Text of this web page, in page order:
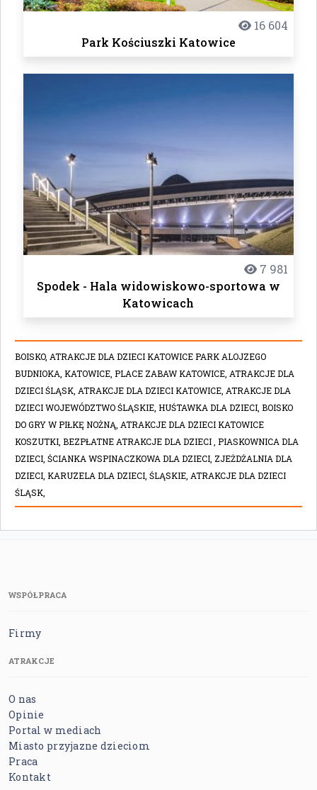
16 604
Park Kościuszki Katowice
7 981
Spodek - Hala widowiskowo-sportowa w
Katowicach
BOISKO, ATRAKCJE DLA DZIECI KATOWICE PARK ALOJZEGO
BUDNIOKA, KATOWICE, PLACE ZABAW KATOWICE, ATRAKCJE DLA
DZIECI ŚLĄSK, ATRAKCJE DLA DZIECI KATOWICE, ATRAKCJE DLA
DZIECI WOJEWÓDZTWO ŚLĄSKIE, HUŚTAWKA DLA DZIECI, BOISKO
DO GRY W PIŁKĘ NOŻNĄ, ATRAKCJE DLA DZIECI KATOWICE
KOSZUTKI, BEZPŁATNE ATRAKCJE DLA DZIECI , PIASKOWNICA DLA
DZIECI, ŚCIANKA WSPINACZKOWA DLA DZIECI, ZJEŻDŻALNIA DLA
DZIECI, KARUZELA DLA DZIECI, ŚLĄSKIE, ATRAKCJE DLA DZIECI
ŚLĄSK,
WSPÓŁPRACA
Firmy
ATRAKCJE
O nas
Opinie
Portal w mediach
Miasto przyjazne dzieciom
Praca
Kontakt